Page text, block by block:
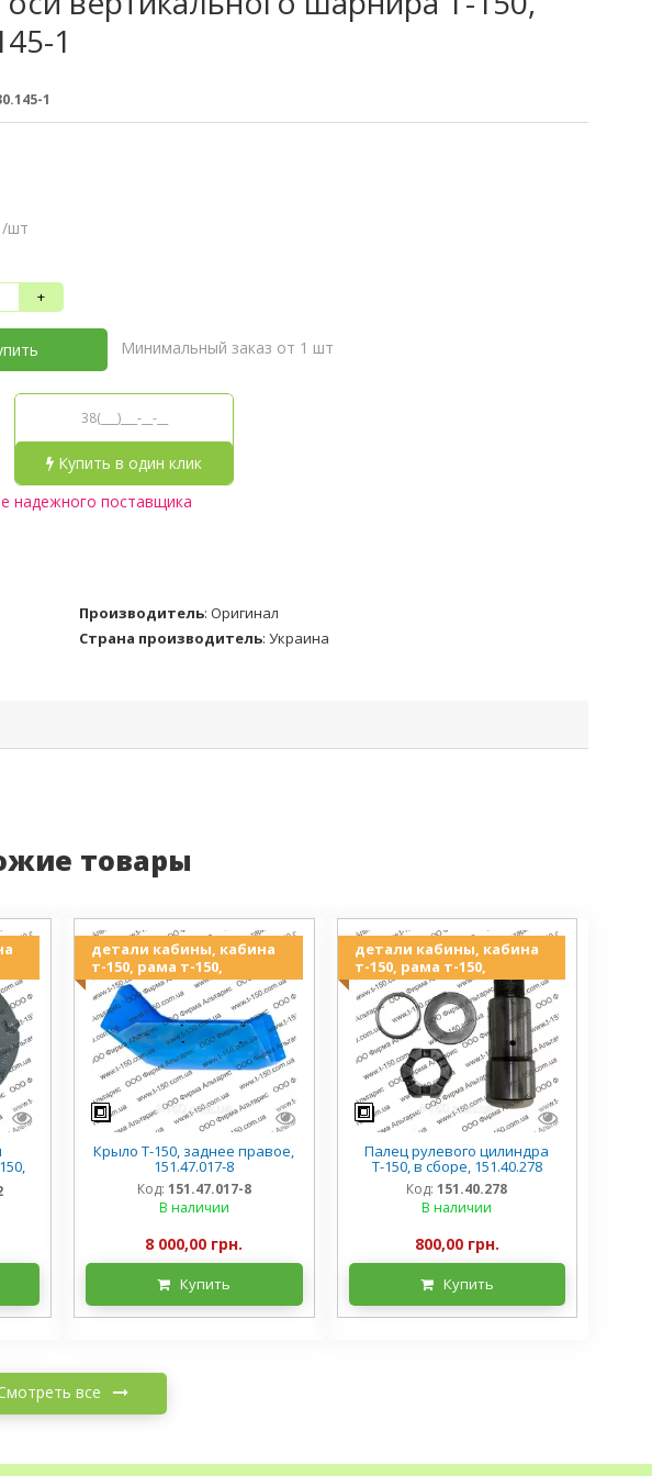
1
1
/шт
+
Минимальный заказ от 1 шт
Купить в один клик
надежного поставщика
Производитель: Оригинал
Страна производитель: Украина
товары
детали кабины, кабина
т-150, рама т-150,
Крыло Т-150, заднее правое,
151.47.017-8
Код: 151.47.017-8
В наличии
8 000,00 грн.
Купить
детали кабины, кабина
т-150, рама т-150,
Палец рулевого цилиндра
Т-150, в сборе, 151.40.278
Код: 151.40.278
В наличии
800,00 грн.
Купить
все